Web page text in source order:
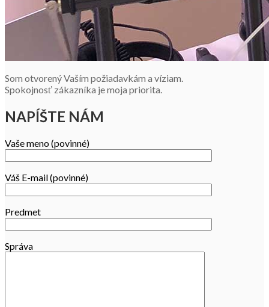
Som otvorený Vaším požiadavkám a víziam.
Spokojnosť zákazníka je moja priorita.
NAPÍŠTE NÁM
Vaše meno (povinné)
Váš E-mail (povinné)
Predmet
Správa